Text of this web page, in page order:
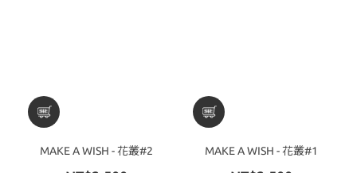
MAKE A WISH - 花叢#2 MAKE A WISH - 花叢#1